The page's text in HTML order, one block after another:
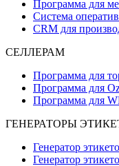
Программа для
Система
CRM для
СЕЛЛЕРАМ
Программа для
Программа для
Программа для
ГЕНЕРАТОРЫ
Генератор
Генератор